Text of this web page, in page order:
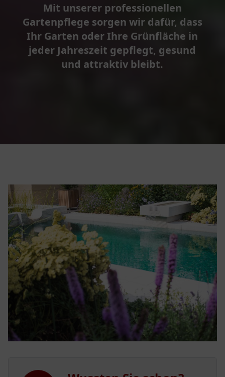
Mit unserer professionellen
Gartenpflege sorgen wir dafür, dass
Ihr Garten oder Ihre Grünfläche in
jeder Jahreszeit gepflegt, gesund
und attraktiv bleibt.